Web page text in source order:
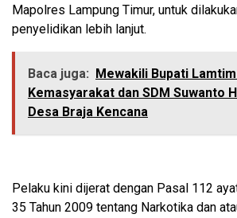
Mapolres Lampung Timur, untuk
penyelidikan lebih lanjut.
Baca juga: Mewakili Bupati
Kemasyarakat dan SDM Suwanto
Desa Braja Kencana
Pelaku kini dijerat dengan Pasal 112
35 Tahun 2009 tentang Narkotika dan